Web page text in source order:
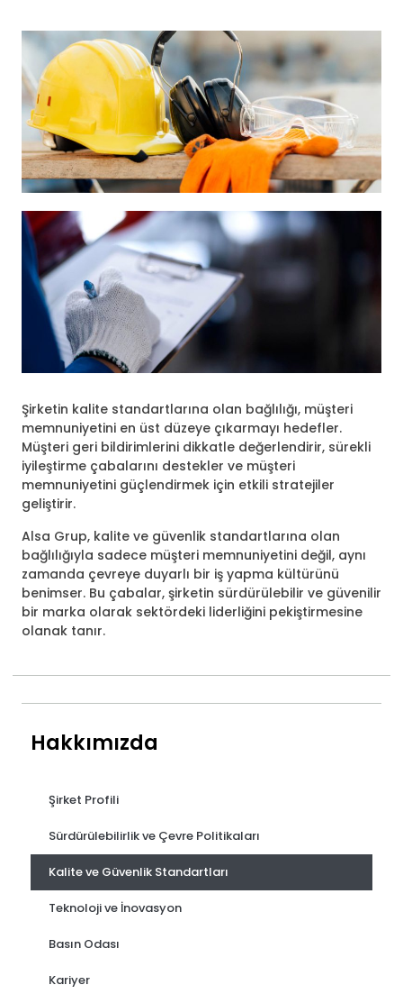
Şirketin kalite standartlarına olan bağlılığı, müşteri
memnuniyetini en üst düzeye çıkarmayı hedefler.
Müşteri geri bildirimlerini dikkatle değerlendirir, sürekli
iyileştirme çabalarını destekler ve müşteri
memnuniyetini güçlendirmek için etkili stratejiler
geliştirir.
Alsa Grup, kalite ve güvenlik standartlarına olan
bağlılığıyla sadece müşteri memnuniyetini değil, aynı
zamanda çevreye duyarlı bir iş yapma kültürünü
benimser. Bu çabalar, şirketin sürdürülebilir ve güvenilir
bir marka olarak sektördeki liderliğini pekiştirmesine
olanak tanır.
Hakkımızda
Şirket Profili
Sürdürülebilirlik ve Çevre Politikaları
Kalite ve Güvenlik Standartları
Teknoloji ve İnovasyon
Basın Odası
Kariyer